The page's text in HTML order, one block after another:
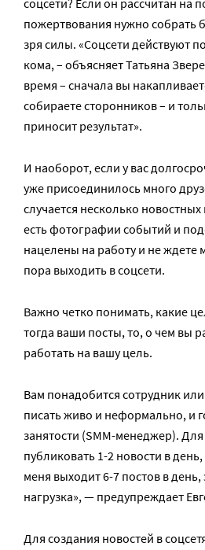
соцсети? Если он рассчитан на
пожертвования нужно собрать
зря силы. «Соцсети действуют
кома, – объясняет Татьяна
время – сначала вы
собираете сторонников – и
приносит результат».
И наоборот, если у вас
уже присоединилось много
случается несколько
есть фотографии событий и
нацелены на работу и не ждете
пора выходить в соцсети.
Важно четко понимать, какие
тогда ваши посты, то, о чем вы
работать на вашу цель.
Вам понадобится сотрудник
писать живо и неформально, и
занятости (SMM-менеджер).
публиковать 1-2 новости в
меня выходит 6-7 постов в день,
нагрузка», — предупреждает
Для создания новостей в